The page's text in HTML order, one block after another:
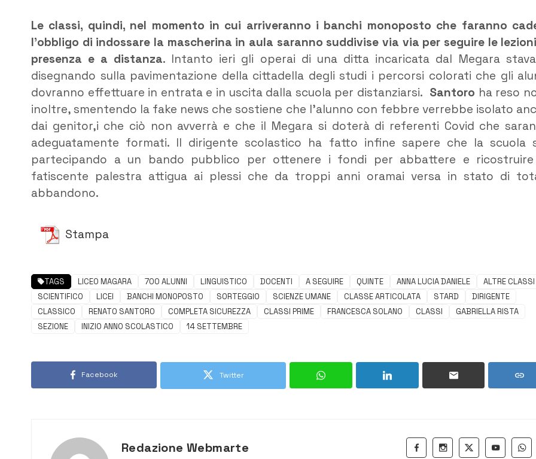
Le classi, quindi, nel momento in cui arriveranno i banchi monoposto che faranno
l’obbligo di indossare la mascherina in aula saranno suddivise via via per seguire le
presenza e a distanza. Intanto ieri gli operai di una ditta incaricata dal Megara
disegnando sulla pavimentazione della cittadella degli studi i percorsi colorati che gli
dovranno effettuare in entrata e in uscita dalla scuola per distanziarsi. Santoro ha reso
inoltre, smentendo la fake news che sostiene che l’alunno con febbre verrebbe isolato
dai genitor,i che ciò non avverrà e che il Megara si doterà di referenti Covid che
adeguatamente formati. Il dirigente scolastico ha fatto infine sapere che la scuola
partecipando a un bando pubblico per ottenere i fondi per abbattere e
fatiscente palestra attigua ai plessi che da troppi anni oramai versa in stato di
abbandono.
Stampa
TAGS LICEO MAGARA 700 ALUNNI LINGUISTICO DOCENTI A SEGUIRE QUINTE ANNA LUCIA DANIELE
ALTRE CLASSI
SCIENTIFICO
LICEI BANCHI MONOPOSTO SORTEGGIO SCIENZE UMANE CLASSE ARTICOLATA STARD
DIRIGENTE
CLASSICO
RENATO SANTORO COMPLETA SICUREZZA CLASSI PRIME FRANCESCA SOLANO CLASSI
GABRIELLA RISTA
SEZIONE
INIZIO ANNO SCOLASTICO 14 SETTEMBRE
Facebook Twitter
Redazione Webmarte